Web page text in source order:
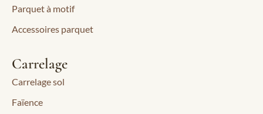
Parquet à motif
Accessoires parquet
Carrelage
Carrelage sol
Faïence